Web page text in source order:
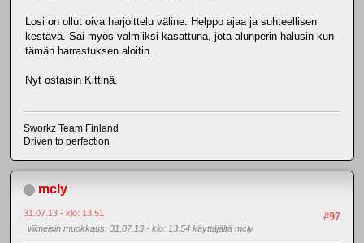
Losi on ollut oiva harjoittelu väline. Helppo ajaa ja suhteellisen
kestävä. Sai myös valmiiksi kasattuna, jota alunperin halusin kun
tämän harrastuksen aloitin.
Nyt ostaisin Kittinä.
Sworkz Team Finland
Driven to perfection
mcly
#97
31.07.13 - klo: 13.51
Viimeisin muokkaus: 31.07.13 - klo: 13.54 käyttäjältä mcly